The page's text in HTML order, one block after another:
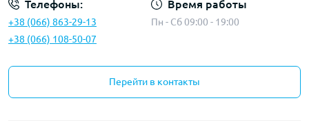
Телефоны:
+38 (066) 863-29-13
+38 (066) 108-50-07
Время работы
Пн - Сб 09:00 - 19:00
Перейти в контакты